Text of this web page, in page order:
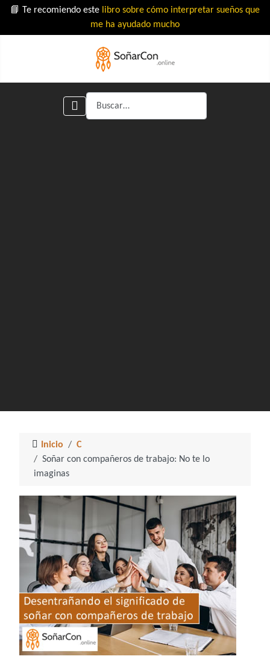
📘 Te recomiendo este libro sobre cómo interpretar sueños que
me ha ayudado mucho
Buscar
Inicio
C
Soñar con compañeros de trabajo: No te lo
imaginas